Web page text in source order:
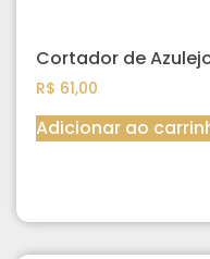
Cortador de
R$ 61,00
Adicionar ao